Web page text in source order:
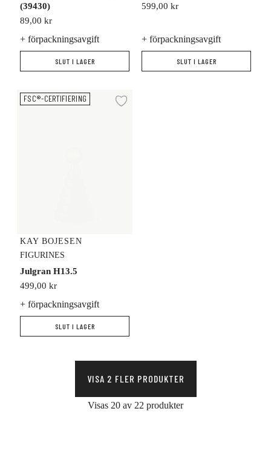
(39430)
89,00 kr
+ förpackningsavgift
SLUT I LAGER
599,00 kr
+ förpackningsavgift
SLUT I LAGER
Julgran H13.5
FSC®-CERTIFIERING
Lägg till i önskelista
KAY BOJESEN
FIGURINES
Julgran H13.5
499,00 kr
+ förpackningsavgift
SLUT I LAGER
VISA 2 FLER PRODUKTER
Visas 20 av 22 produkter